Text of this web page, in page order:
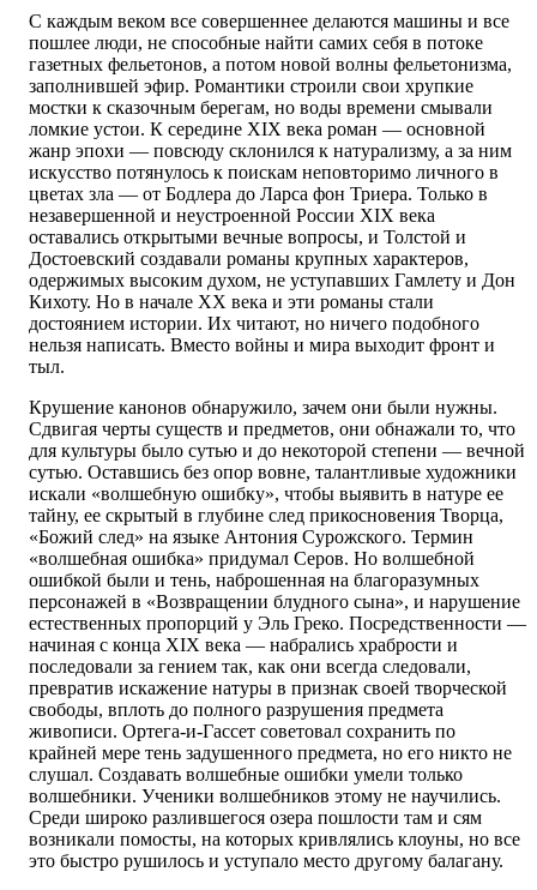
С каждым веком все совершеннее делаются машины и все
пошлее люди, не способные найти самих себя в потоке
газетных фельетонов, а потом новой волны фельетонизма,
заполнившей эфир. Романтики строили свои хрупкие
мостки к сказочным берегам, но воды времени смывали
ломкие устои. К середине XIX века роман — основной
жанр эпохи — повсюду склонился к натурализму, а за ним
искусство потянулось к поискам неповторимо личного в
цветах зла — от Бодлера до Ларса фон Триера. Только в
незавершенной и неустроенной России XIX века
оставались открытыми вечные вопросы, и Толстой и
Достоевский создавали романы крупных характеров,
одержимых высоким духом, не уступавших Гамлету и Дон
Кихоту. Но в начале XX века и эти романы стали
достоянием истории. Их читают, но ничего подобного
нельзя написать. Вместо войны и мира выходит фронт и
тыл.
Крушение канонов обнаружило, зачем они были нужны.
Сдвигая черты существ и предметов, они обнажали то, что
для культуры было сутью и до некоторой степени — вечной
сутью. Оставшись без опор вовне, талантливые художники
искали «волшебную ошибку», чтобы выявить в натуре ее
тайну, ее скрытый в глубине след прикосновения Творца,
«Божий след» на языке Антония Сурожского. Термин
«волшебная ошибка» придумал Серов. Но волшебной
ошибкой были и тень, наброшенная на благоразумных
персонажей в «Возвращении блудного сына», и нарушение
естественных пропорций у Эль Греко. Посредственности —
начиная с конца XIX века — набрались храбрости и
последовали за гением так, как они всегда следовали,
превратив искажение натуры в признак своей творческой
свободы, вплоть до полного разрушения предмета
живописи. Ортега-и-Гассет советовал сохранить по
крайней мере тень задушенного предмета, но его никто не
слушал. Создавать волшебные ошибки умели только
волшебники. Ученики волшебников этому не научились.
Среди широко разлившегося озера пошлости там и сям
возникали помосты, на которых кривлялись клоуны, но все
это быстро рушилось и уступало место другому балагану.